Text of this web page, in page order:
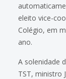
eleito vice-
Colégio, em
ano.
A solenidade
TST, ministro